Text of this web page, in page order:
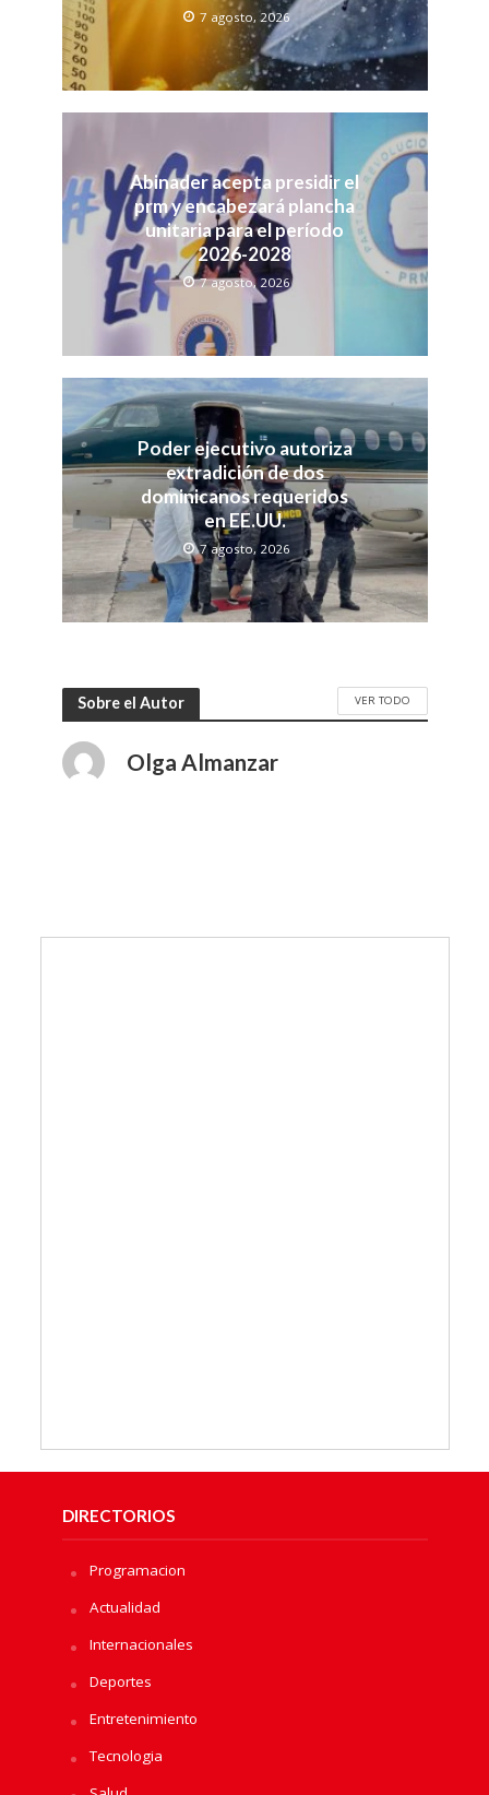
7 agosto, 2026
Abinader acepta presidir el
prm y encabezará plancha
unitaria para el período
2026-2028
7 agosto, 2026
Poder ejecutivo autoriza
extradición de dos
dominicanos requeridos
en EE.UU.
7 agosto, 2026
Sobre el Autor VER TODO
Olga Almanzar
DIRECTORIOS
Programacion
Actualidad
Internacionales
Deportes
Entretenimiento
Tecnologia